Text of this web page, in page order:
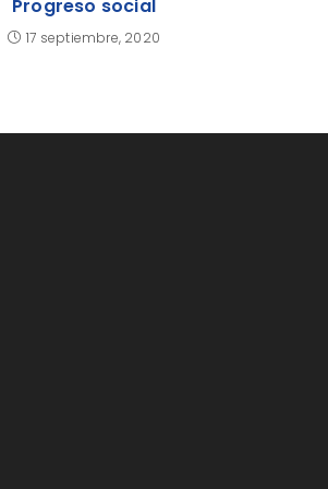
Progreso social
17 septiembre, 2020